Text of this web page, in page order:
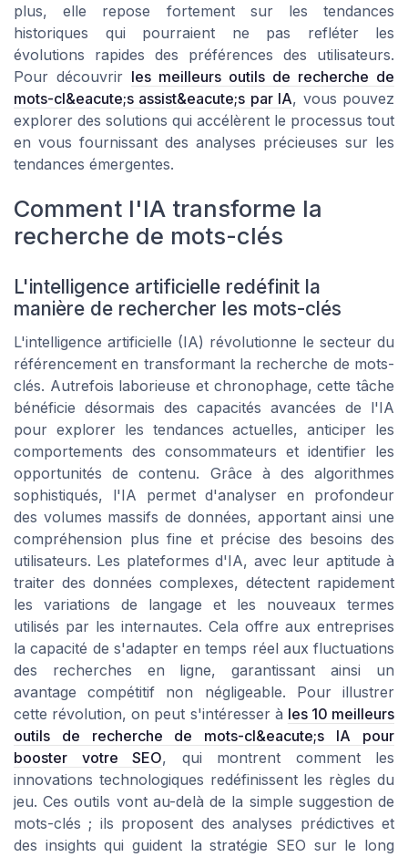
plus, elle repose fortement sur les tendances
historiques qui pourraient ne pas refléter les
évolutions rapides des préférences des utilisateurs.
Pour découvrir les meilleurs outils de recherche de
mots-cl&eacute;s assist&eacute;s par IA, vous pouvez
explorer des solutions qui accélèrent le processus tout
en vous fournissant des analyses précieuses sur les
tendances émergentes.
Comment l'IA transforme la
recherche de mots-clés
L'intelligence artificielle redéfinit la
manière de rechercher les mots-clés
L'intelligence artificielle (IA) révolutionne le secteur du
référencement en transformant la recherche de mots-
clés. Autrefois laborieuse et chronophage, cette tâche
bénéficie désormais des capacités avancées de l'IA
pour explorer les tendances actuelles, anticiper les
comportements des consommateurs et identifier les
opportunités de contenu. Grâce à des algorithmes
sophistiqués, l'IA permet d'analyser en profondeur
des volumes massifs de données, apportant ainsi une
compréhension plus fine et précise des besoins des
utilisateurs. Les plateformes d'IA, avec leur aptitude à
traiter des données complexes, détectent rapidement
les variations de langage et les nouveaux termes
utilisés par les internautes. Cela offre aux entreprises
la capacité de s'adapter en temps réel aux fluctuations
des recherches en ligne, garantissant ainsi un
avantage compétitif non négligeable. Pour illustrer
cette révolution, on peut s'intéresser à les 10 meilleurs
outils de recherche de mots-cl&eacute;s IA pour
booster votre SEO, qui montrent comment les
innovations technologiques redéfinissent les règles du
jeu. Ces outils vont au-delà de la simple suggestion de
mots-clés ; ils proposent des analyses prédictives et
des insights qui guident la stratégie SEO sur le long